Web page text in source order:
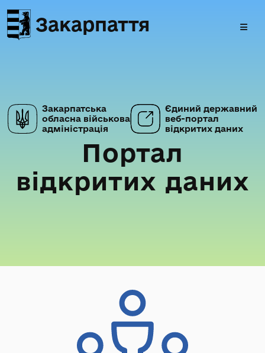
Закарпаття
Закарпатська
обласна військова
адміністрація
Єдиний державний
веб-портал
відкритих даних
Портал
відкритих даних